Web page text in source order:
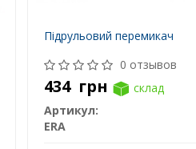
Підрульовий перемикач
0 отзывов
434 грн
склад
Артикул:
ERA